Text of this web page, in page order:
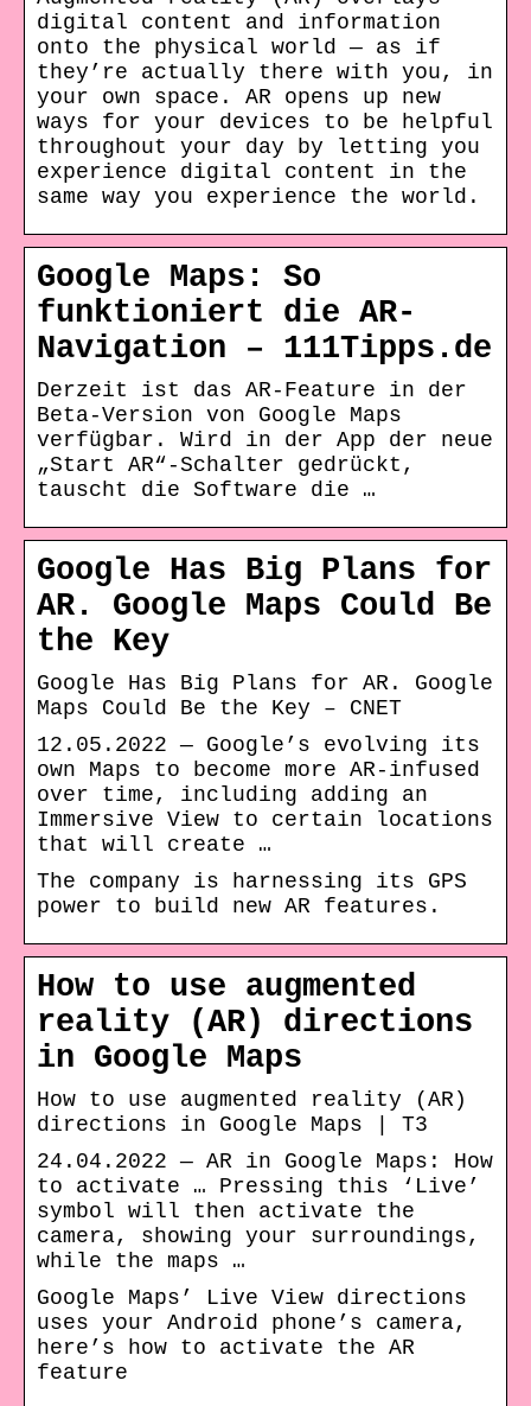
digital content and information
onto the physical world — as if
they’re actually there with you, in
your own space. AR opens up new
ways for your devices to be helpful
throughout your day by letting you
experience digital content in the
same way you experience the world.
Google Maps: So
funktioniert die AR-
Navigation – 111Tipps.de
Derzeit ist das AR-Feature in der
Beta-Version von Google Maps
verfügbar. Wird in der App der neue
„Start AR“-Schalter gedrückt,
tauscht die Software die …
Google Has Big Plans for
AR. Google Maps Could Be
the Key
Google Has Big Plans for AR. Google
Maps Could Be the Key – CNET
12.05.2022 — Google’s evolving its
own Maps to become more AR-infused
over time, including adding an
Immersive View to certain locations
that will create …
The company is harnessing its GPS
power to build new AR features.
How to use augmented
reality (AR) directions
in Google Maps
How to use augmented reality (AR)
directions in Google Maps | T3
24.04.2022 — AR in Google Maps: How
to activate … Pressing this ‘Live’
symbol will then activate the
camera, showing your surroundings,
while the maps …
Google Maps’ Live View directions
uses your Android phone’s camera,
here’s how to activate the AR
feature